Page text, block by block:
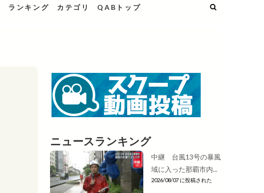
ランキング カテゴリ QABトップ
ニュースランキング
中継 台風13号の暴風
域に入った那覇市内...
2026/08/07 に投稿された